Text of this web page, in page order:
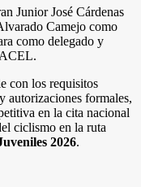
Junior José Cárdenas
Camejo como
como delegado y
con los requisitos
autorizaciones formales,
en la cita nacional
ciclismo en la ruta
2026.